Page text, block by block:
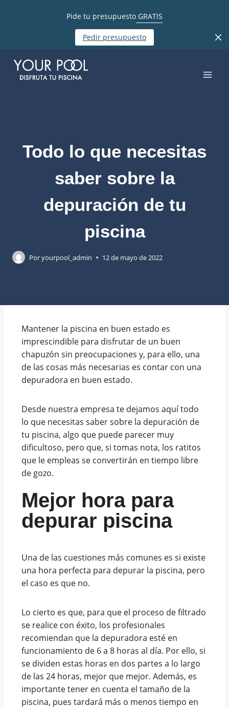
Pide tu presupuesto GRATIS
Pedir presupuesto
Todo lo que necesitas
saber sobre la
depuración de tu
piscina
Poryourpool_admin 12 de mayo de 2022
Mantener la piscina en buen estado es
imprescindible para disfrutar de un buen
chapuzón sin preocupaciones y, para ello, una
de las cosas más necesarias es contar con una
depuradora en buen estado.
Desde nuestra empresa te dejamos aquí todo
lo que necesitas saber sobre la depuración de
tu piscina, algo que puede parecer muy
dificultoso, pero que, si tomas nota, los ratitos
que le empleas se convertirán en tiempo libre
de gozo.
Mejor hora para
depurar piscina
Una de las cuestiones más comunes es si existe
una hora perfecta para depurar la piscina, pero
el caso es que no.
Lo cierto es que, para que el proceso de filtrado
se realice con éxito, los profesionales
recomiendan que la depuradora esté en
funcionamiento de 6 a 8 horas al día. Por ello, si
se dividen estas horas en dos partes a lo largo
de las 24 horas, mejor que mejor. Además, es
importante tener en cuenta el tamaño de la
piscina, pues tardará más o menos tiempo en